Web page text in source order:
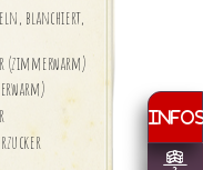
blanchiert,
(zimmerwarm)